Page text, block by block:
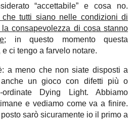
“accettabile” e cosa no.
tutti siano nelle condizioni di
consapevolezza di cosa stanno
; in questo momento questa
ci tengo a farvelo notare.
a meno che non siate disposti a
anche un gioco con difetti più o
Dying Light. Abbiamo
e vediamo come va a finire.
sarò sicuramente io il primo a